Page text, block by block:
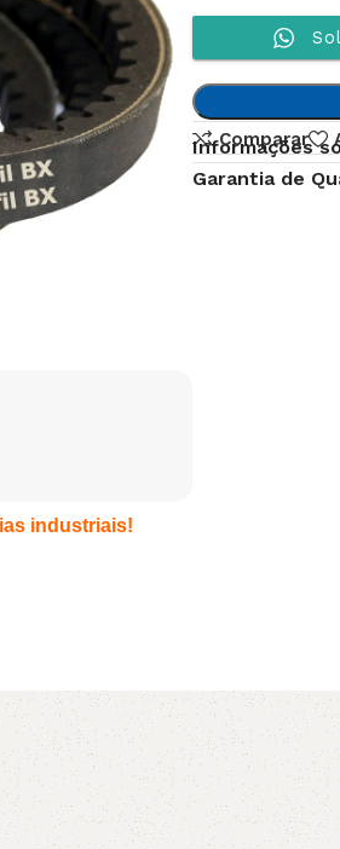
BX
ZX
industriais!
Comparar
Informações
Garantia de